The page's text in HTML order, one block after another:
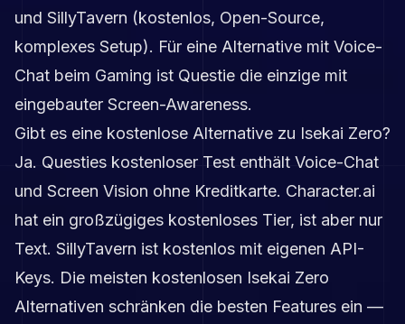
und SillyTavern (kostenlos, Open-Source,
komplexes Setup). Für eine Alternative mit Voice-
Chat beim Gaming ist Questie die einzige mit
eingebauter Screen-Awareness.
Gibt es eine kostenlose Alternative zu Isekai Zero?
Ja. Questies kostenloser Test enthält Voice-Chat
und Screen Vision ohne Kreditkarte. Character.ai
hat ein großzügiges kostenloses Tier, ist aber nur
Text. SillyTavern ist kostenlos mit eigenen API-
Keys. Die meisten kostenlosen Isekai Zero
Alternativen schränken die besten Features ein —